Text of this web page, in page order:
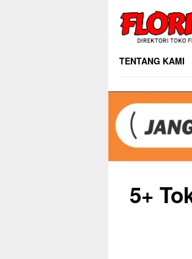
content
TENTANG KAMI
5+